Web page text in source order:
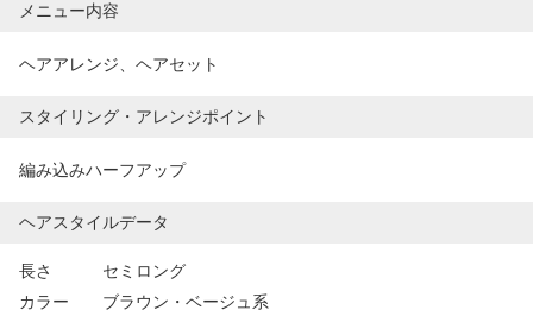
メニュー内容
ヘアアレンジ、ヘアセット
スタイリング・アレンジポイント
編み込みハーフアップ
ヘアスタイルデータ
長さ
セミロング
カラー
ブラウン・ベージュ系